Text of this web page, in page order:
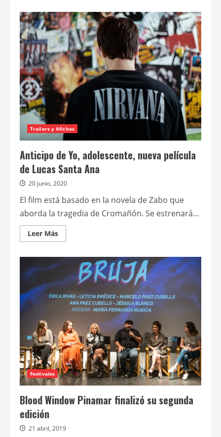
Yo,
adolescente
Trailers y Afiches
Anticipo de Yo, adolescente, nueva película
de Lucas Santa Ana
20 junio, 2020
El film está basado en la novela de Zabo que
aborda la tragedia de Cromañón. Se estrenará...
Leer MásLeer
más
Anticipo
de
Yo,
adolescente,
nueva
película
Lucas
Ana
Festivales
Blood Window Pinamar finalizó su segunda
edición
21 abril, 2019